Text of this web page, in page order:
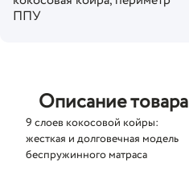
ППУ
Описание товара
9 слоев кокосовой койры:
жесткая и долговечная модель
беспружинного матраса